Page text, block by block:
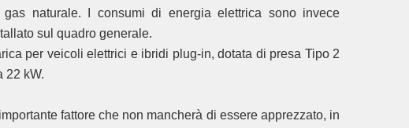
naturale. I consumi di energia elettrica sono invece
sul quadro generale.
per veicoli elettrici e ibridi plug-in, dotata di presa Tipo 2
22 kW.
fattore che non mancherà di essere apprezzato, in